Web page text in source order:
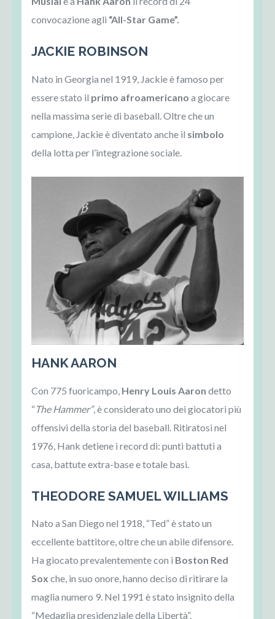
convocazione agli “All-Star Game”.
JACKIE ROBINSON
Nato in Georgia nel 1919, Jackie è famoso per
essere stato il primo afroamericano a giocare
nella massima serie di baseball. Oltre che un
campione, Jackie è diventato anche il simbolo
della lotta per l’integrazione sociale.
HANK AARON
Con 775 fuoricampo, Henry Louis Aaron detto
“The Hammer”, è considerato uno dei giocatori più
offensivi della storia del baseball. Ritiratosi nel
1976, Hank detiene i record di: punti battuti a
casa, battute extra-base e totale basi.
THEODORE SAMUEL WILLIAMS
Nato a San Diego nel 1918, “Ted” è stato un
eccellente battitore, oltre che un abile difensore.
Ha giocato prevalentemente con i Boston Red
Sox che, in suo onore, hanno deciso di ritirare la
maglia numero 9. Nel 1991 è stato insignito della
“Medaglia presidenziale della Libertà”.